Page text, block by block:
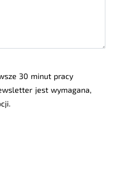
30 minut pracy
jest wymagana,